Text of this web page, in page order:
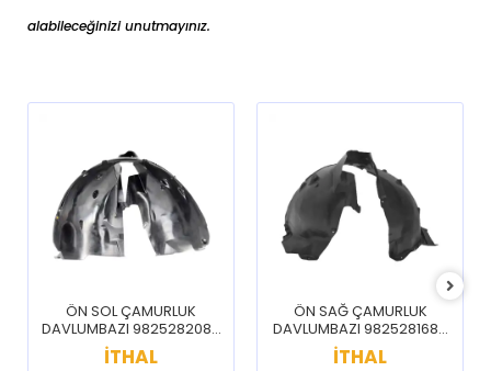
alabileceğinizi unutmayınız.
ÖN SOL ÇAMURLUK
DAVLUMBAZI 9825282080
/ 3008 5008 16-20
İTHAL
ÖN SAĞ ÇAMURLUK
DAVLUMBAZI 9825281680
/ 3008 5008 16-20
İTHAL